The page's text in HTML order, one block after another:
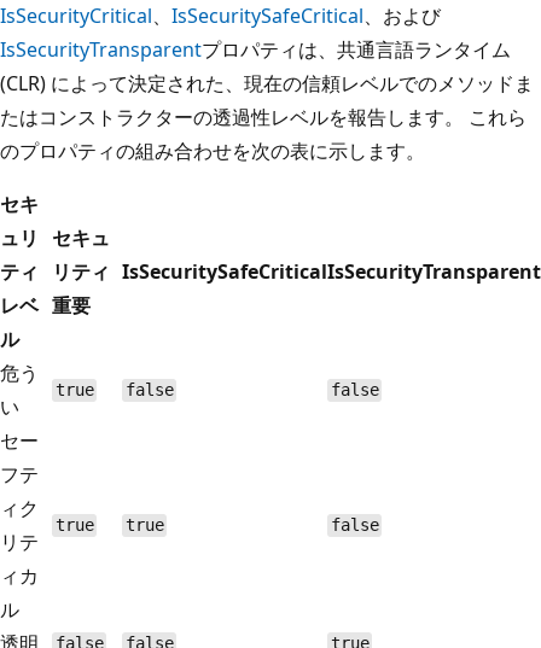
IsSecurityCritical、 IsSecuritySafeCritical、および
IsSecurityTransparentプロパティは、共通言語ランタイム
(CLR) によって決定された、現在の信頼レベルでのメソッドま
たはコンストラクターの透過性レベルを報告します。 これら
のプロパティの組み合わせを次の表に示します。
セキ
ュリ
ティ
レベ
ル
セキュ
リティ
重要
IsSecuritySafeCriticalIsSecurityTransparent
危う
い
true false false
セー
フテ
ィク
リテ
ィカ
ル
true true false
透明 false false true